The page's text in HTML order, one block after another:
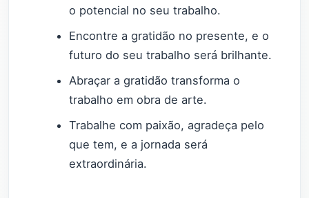
o potencial no seu trabalho.
Encontre a gratidão no presente, e o
futuro do seu trabalho será brilhante.
Abraçar a gratidão transforma o
trabalho em obra de arte.
Trabalhe com paixão, agradeça pelo
que tem, e a jornada será
extraordinária.